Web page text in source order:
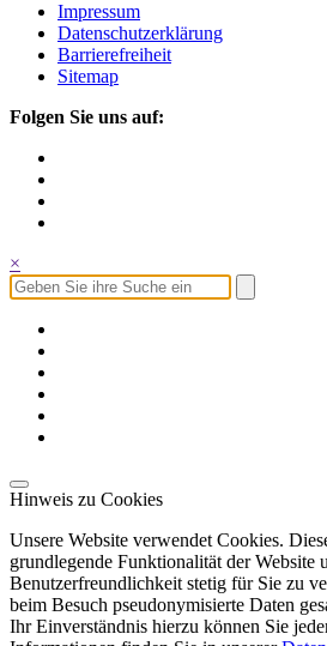
Impressum
Datenschutzerklärung
Barrierefreiheit
Sitemap
Folgen Sie uns auf:
×
Hinweis zu Cookies
Unsere Website verwendet Cookies.
grundlegende Funktionalität der Website
Benutzerfreundlichkeit stetig für Sie zu
beim Besuch pseudonymisierte Daten
Ihr Einverständnis hierzu können Sie